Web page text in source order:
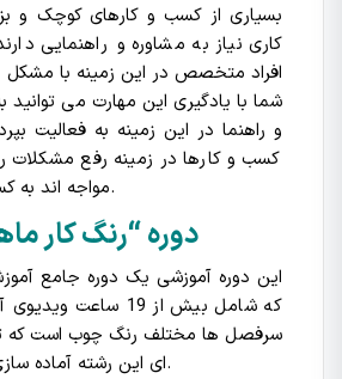
بسیاری از کسب و کارهای کوچک و
کاری نیاز به مشاوره و راهنمایی
افراد متخصص در این زمینه با مشکل
شما با یادگیری این مهارت می توانید
و راهنما در این زمینه به فعالیت
کسب و کارها در زمینه رفع
مواجه اند به کسب درآمد بپردازید.
دوره “رنگ کار
این دوره آموزشی یک دوره جامع
که شامل بیش از 19
سرفصل ها مختلف رنگ چوب است که
ای این رشته آماده سازی و ارائه شده است.